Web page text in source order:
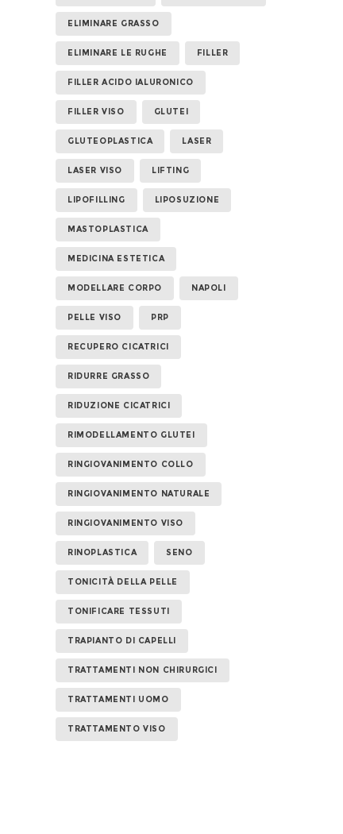
ELIMINARE GRASSO
ELIMINARE LE RUGHE FILLER
FILLER ACIDO IALURONICO
FILLER VISO GLUTEI
GLUTEOPLASTICA LASER
LASER VISO LIFTING
LIPOFILLING LIPOSUZIONE
MASTOPLASTICA
MEDICINA ESTETICA
MODELLARE CORPO NAPOLI
PELLE VISO PRP
RECUPERO CICATRICI
RIDURRE GRASSO
RIDUZIONE CICATRICI
RIMODELLAMENTO GLUTEI
RINGIOVANIMENTO COLLO
RINGIOVANIMENTO NATURALE
RINGIOVANIMENTO VISO
RINOPLASTICA SENO
TONICITÀ DELLA PELLE
TONIFICARE TESSUTI
TRAPIANTO DI CAPELLI
TRATTAMENTI NON CHIRURGICI
TRATTAMENTI UOMO
TRATTAMENTO VISO